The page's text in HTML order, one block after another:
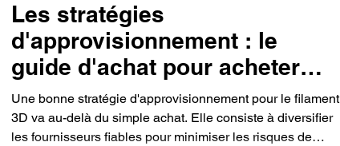
Les stratégies
d'approvisionnement : le
guide d'achat pour acheter
une bobine de filament 3D
pour mon imprimante 3D.
Une bonne stratégie d'approvisionnement pour le filament
3D va au-delà du simple achat. Elle consiste à diversifier
les fournisseurs fiables pour minimiser les risques de